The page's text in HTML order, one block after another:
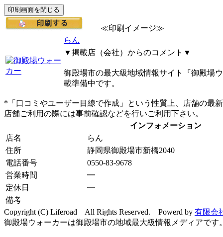
≪印刷イメージ≫
らん
▼掲載店（会社）からのコメント▼
御殿場市の最大級地域情報サイト『御殿場
載準備中です。
*「口コミやユーザー目線で作成」という性質上、店舗の最
店舗ご利用の際には事前確認などを行いご利用下さい。
インフォメーション
店名
らん
住所
静岡県御殿場市新橋2040
電話番号
0550-83-9678
営業時間
━
定休日
━
備考
Copyright (C) Liferoad All Rights Reserved. Powerd by 有限会
御殿場ウォーカーは御殿場市の地域最大級情報メディアです